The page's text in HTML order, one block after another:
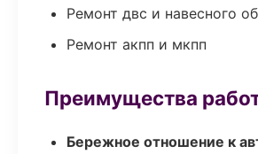
Ремонт двс и навесного
Ремонт акпп и мкпп
Преимущества
Бережное отношение к